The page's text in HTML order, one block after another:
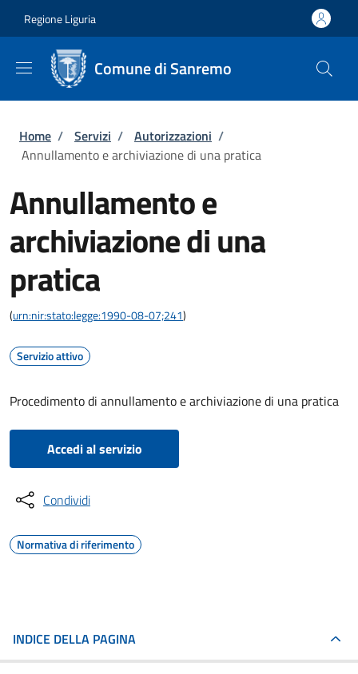
Regione Liguria
Comune di Sanremo
Briciole di pane
Home / Servizi / Autorizzazioni /
Annullamento e archiviazione di una pratica
Annullamento e
archiviazione di una
pratica
(urn:nir:stato:legge:1990-08-07;241)
Servizio attivo
Procedimento di annullamento e archiviazione di una pratica
Accedi al servizio
Condividi
Normativa di riferimento
INDICE DELLA PAGINA